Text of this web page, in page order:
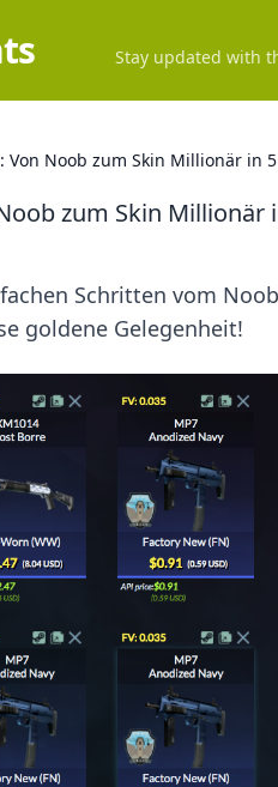
Stay updated with
Von Noob zum Skin Millionär in
zum Skin
Schritten vom
goldene Gelegenheit!